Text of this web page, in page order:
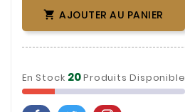
 AJOUTER AU PANIER
En Stock 20Produits Disponible